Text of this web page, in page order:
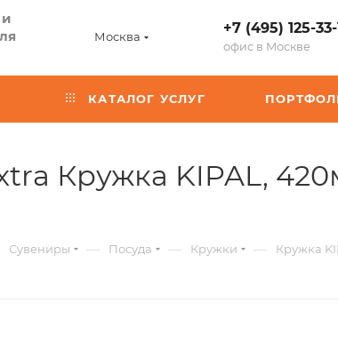
Москва +7 (495) 125-33-
офис в Москве
КАТАЛОГ УСЛУГ
Кружка KIPAL,
Сувениры — Посуда — Кружки — Кружка